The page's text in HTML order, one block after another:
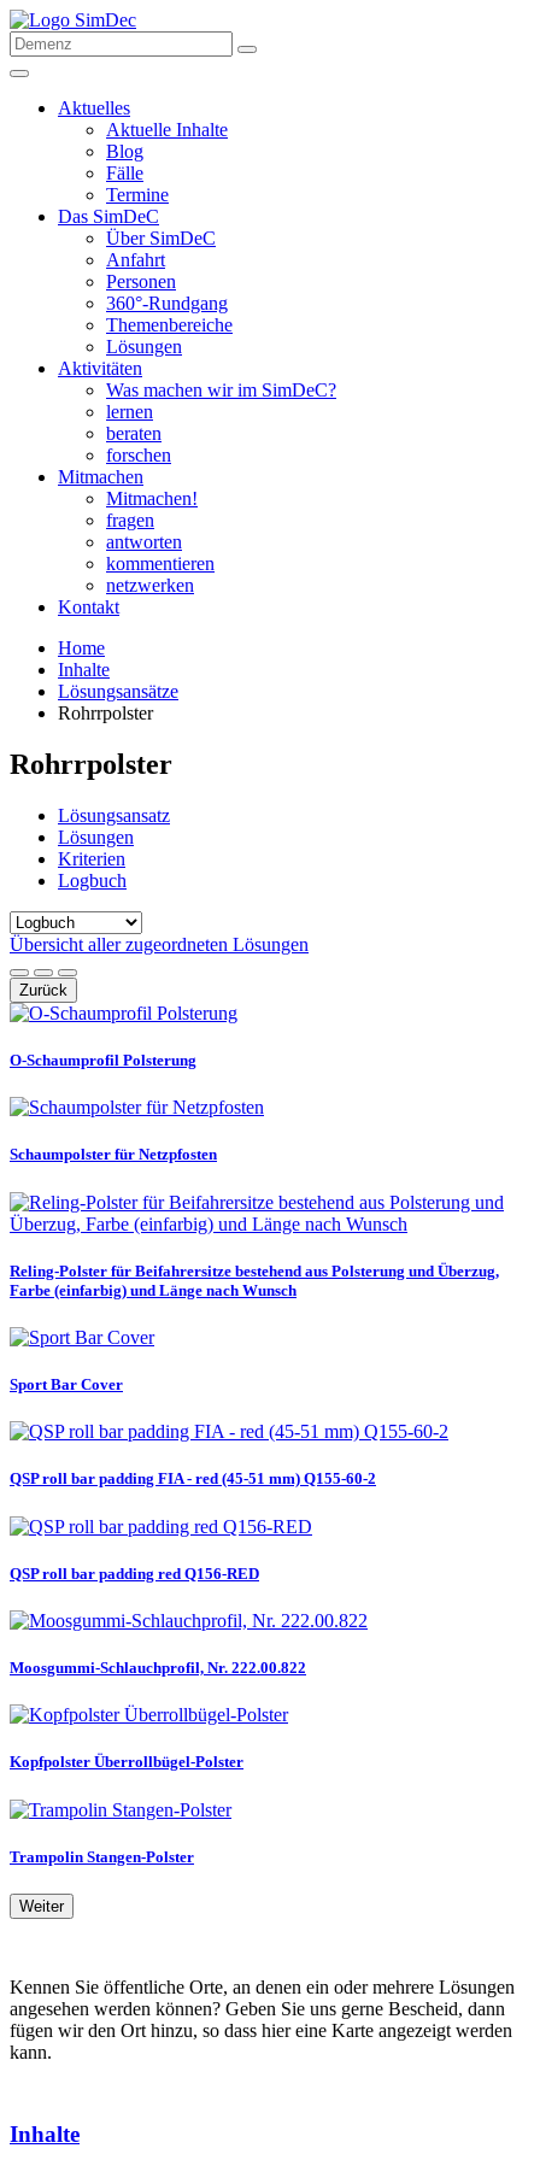
Aktuelles
Aktuelle Inhalte
Blog
Fälle
Termine
Das SimDeC
Über SimDeC
Anfahrt
Personen
360°-Rundgang
Themenbereiche
Lösungen
Aktivitäten
Was machen wir im SimDeC?
lernen
beraten
forschen
Mitmachen
Mitmachen!
fragen
antworten
kommentieren
netzwerken
Kontakt
Home
Inhalte
Lösungsansätze
Rohrrpolster
Rohrrpolster
Lösungsansatz
Lösungen
Kriterien
Logbuch
Übersicht aller zugeordneten Lösungen
Zurück
O-Schaumprofil Polsterung
Schaumpolster für Netzpfosten
Reling-Polster für Beifahrersitze bestehend aus Polsterung und Überzug,
Farbe (einfarbig) und Länge nach Wunsch
Sport Bar Cover
QSP roll bar padding FIA - red (45-51 mm) Q155-60-2
QSP roll bar padding red Q156-RED
Moosgummi-Schlauchprofil, Nr. 222.00.822
Kopfpolster Überrollbügel-Polster
Trampolin Stangen-Polster
Weiter
Kennen Sie öffentliche Orte, an denen ein oder mehrere Lösungen
angesehen werden können? Geben Sie uns gerne Bescheid, dann
fügen wir den Ort hinzu, so dass hier eine Karte angezeigt werden
kann.
Inhalte